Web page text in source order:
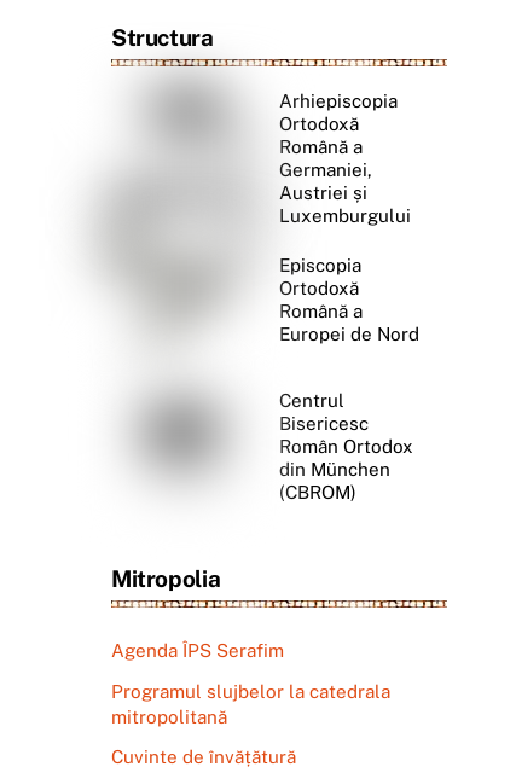
Structura
Arhiepiscopia
Ortodoxă
Română a
Germaniei,
Austriei și
Luxemburgului
Episcopia
Ortodoxă
Română a
Europei de Nord
Centrul
Bisericesc
Român Ortodox
din München
(CBROM)
Mitropolia
Agenda ÎPS Serafim
Programul slujbelor la catedrala
mitropolitană
Cuvinte de învățătură